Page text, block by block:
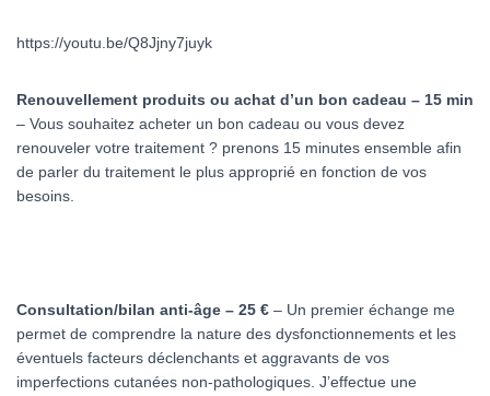
https://youtu.be/Q8Jjny7juyk
Renouvellement produits ou achat d’un bon cadeau – 15 min
– Vous souhaitez acheter un bon cadeau ou vous devez
renouveler votre traitement ? prenons 15 minutes ensemble afin
de parler du traitement le plus approprié en fonction de vos
besoins.
Consultation/bilan anti-âge – 25 € – Un premier échange me
permet de comprendre la nature des dysfonctionnements et les
éventuels facteurs déclenchants et aggravants de vos
imperfections cutanées non-pathologiques. J’effectue une